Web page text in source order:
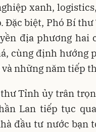
xanh,
Đặc biệt, Phó Bí
địa phương hai
cùng định hướng
và những năm tiếp
Tỉnh ủy trân
Lan tiếp tục
đầu tư nước bạn